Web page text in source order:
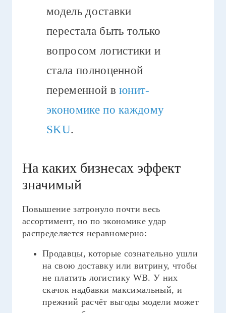
модель доставки
перестала быть только
вопросом логистики и
стала полноценной
переменной в юнит-
экономике по каждому
SKU.
На каких бизнесах эффект
значимый
Повышение затронуло почти весь
ассортимент, но по экономике удар
распределяется неравномерно:
Продавцы, которые сознательно ушли
на свою доставку или витрину, чтобы
не платить логистику WB. У них
скачок надбавки максимальный, и
прежний расчёт выгоды модели может